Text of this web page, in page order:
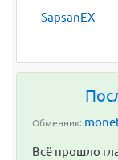
SapsanEX
Обменник:
Всё прошло